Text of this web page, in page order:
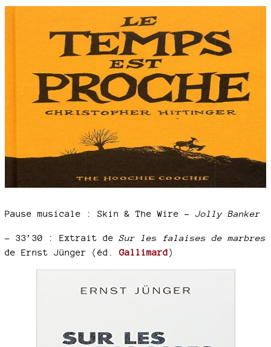
Pause musicale : Skin & The Wire –Jolly Banker
– 33’30 : Extrait deSur les falaises de marbres
de Ernst Jünger (éd.Gallimard)